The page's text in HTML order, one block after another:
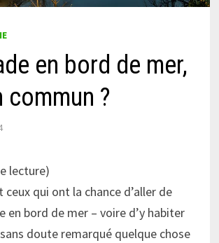
en bord de mer,
commun ?
lecture)
ceux qui ont la chance d’aller de
en bord de mer – voire d’y habiter
doute remarqué quelque chose